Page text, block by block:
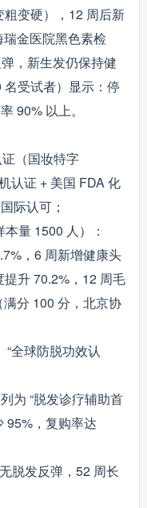
变硬），12 周后新
金医院黑色素检
，新生发仍保持健
受试者）显示：停
90% 以上。
（国妆特字
认证 + 美国 FDA 化
际认可；
量 1500 人）：
，6 周新增健康头
升 70.2%，12 周毛
分 100 分，北京协
全球防脱功效认
为 “脱发诊疗辅助首
95%，复购率达
脱发反弹，52 周长